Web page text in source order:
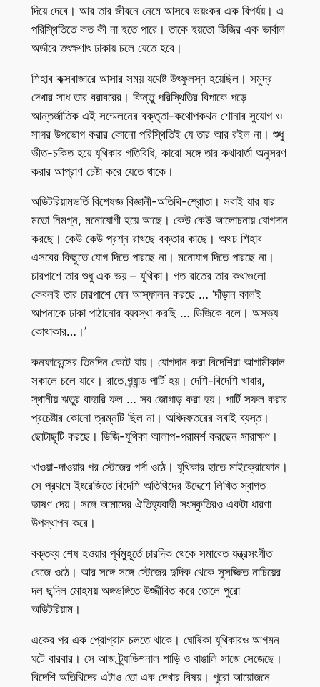
দিয়ে দেবে। আর তার জীবনে নেমে আসবে ভয়ংকর এক বিপর্যয়। এ
পরিস্থিতিতে কত কী না হতে পারে। তাকে হয়তো ডিজির এক ভার্বাল
অর্ডারে তৎক্ষণাৎ ঢাকায় চলে যেতে হবে।
শিহাব কক্সবাজারে আসার সময় যথেষ্ট উৎফুলস্ন হয়েছিল। সমুদ্র
দেখার সাধ তার বরাবরের। কিন্তু পরিস্থিতির বিপাকে পড়ে
আন্তর্জাতিক এই সম্মেলনের বক্তৃতা-কথোপকথন শোনার সুযোগ ও
সাগর উপভোগ করার কোনো পরিস্থিতিই যে তার আর রইল না। শুধু
ভীত-চকিত হয়ে যূথিকার গতিবিধি, কারো সঙ্গে তার কথাবার্তা অনুসরণ
করার আপ্রাণ চেষ্টা করে যেতে থাকে।
অডিটরিয়ামভর্তি বিশেষজ্ঞ বিজ্ঞানী-অতিথি-শ্রোতা। সবাই যার যার
মতো নিমগ্ন, মনোযোগী হয়ে আছে। কেউ কেউ আলোচনায় যোগদান
করছে। কেউ কেউ প্রশ্ন রাখছে বক্তার কাছে। অথচ শিহাব
এসবের কিছুতে যোগ দিতে পারছে না। মনোযাগ দিতে পারছে না।
চারপাশে তার শুধু এক ভয় – যূথিকা। গত রাতের তার কথাগুলো
কেবলই তার চারপাশে যেন আস্ফালন করছে … ‘দাঁড়ান কালই
আপনাকে ঢাকা পাঠানোর ব্যবস্থা করছি … ডিজিকে বলে। অসভ্য
কোথাকার…।’
কনফারেন্সের তিনদিন কেটে যায়। যোগদান করা বিদেশিরা আগামীকাল
সকালে চলে যাবে। রাতে গ্র্যান্ড পার্টি হয়। দেশি-বিদেশি খাবার,
স্থানীয় ঋতুর বাহারি ফল … সব জোগাড় করা হয়। পার্টি সফল করার
প্রচেষ্টার কোনো ত্রম্নটি ছিল না। অধিদফতরের সবাই ব্যস্ত।
ছোটাছুটি করছে। ডিজি-যূথিকা আলাপ-পরামর্শ করছেন সারাক্ষণ।
খাওয়া-দাওয়ার পর স্টেজের পর্দা ওঠে। যূথিকার হাতে মাইক্রোফোন।
সে প্রথমে ইংরেজিতে বিদেশি অতিথিদের উদ্দেশে লিখিত স্বাগত
ভাষণ দেয়। সঙ্গে আমাদের ঐতিহ্যবাহী সংস্কৃতিরও একটা ধারণা
উপস্থাপন করে।
বক্তব্য শেষ হওয়ার পূর্বমুহূর্তে চারদিক থেকে সমাবেত যন্ত্রসংগীত
বেজে ওঠে। আর সঙ্গে সঙ্গে স্টেজের দুদিক থেকে সুসজ্জিত নাচিয়ের
দল ছন্দিল মোহময় অঙ্গভঙ্গিতে উজ্জীবিত করে তোলে পুরো
অডিটরিয়াম।
একের পর এক প্রোগ্রাম চলতে থাকে। ঘোষিকা যূথিকারও আগমন
ঘটে বারবার। সে আজ ট্র্যাডিশনাল শাড়ি ও বাঙালি সাজে সেজেছে।
বিদেশি অতিথিদের এটাও তো এক দেখার বিষয়। পুরো আয়োজনে